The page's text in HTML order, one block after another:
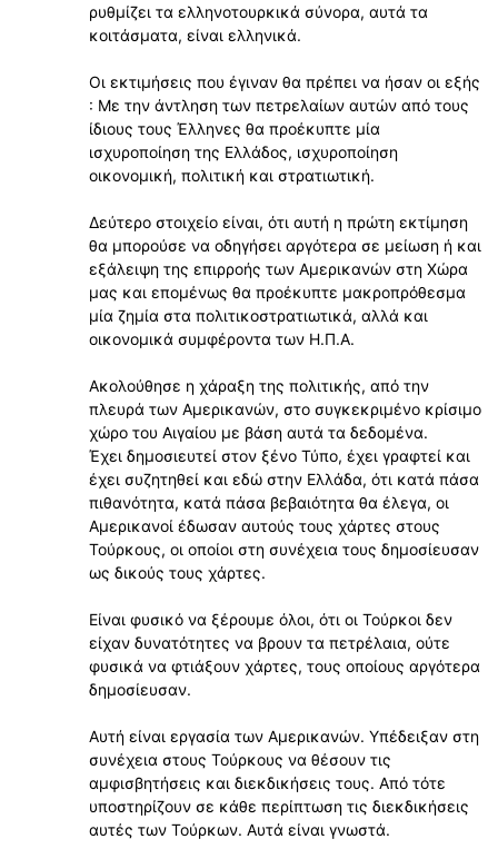
ρυθμίζει τα ελληνοτουρκικά σύνορα, αυτά τα
κοιτάσματα, είναι ελληνικά.
Οι εκτιμήσεις που έγιναν θα πρέπει να ήσαν οι εξής
: Με την άντληση των πετρελαίων αυτών από τους
ίδιους τους Έλληνες θα προέκυπτε μία
ισχυροποίηση της Ελλάδος, ισχυροποίηση
οικονομική, πολιτική και στρατιωτική.
Δεύτερο στοιχείο είναι, ότι αυτή η πρώτη εκτίμηση
θα μπορούσε να οδηγήσει αργότερα σε μείωση ή και
εξάλειψη της επιρροής των Αμερικανών στη Χώρα
μας και επομένως θα προέκυπτε μακροπρόθεσμα
μία ζημία στα πολιτικοστρατιωτικά, αλλά και
οικονομικά συμφέροντα των Η.Π.Α.
Ακολούθησε η χάραξη της πολιτικής, από την
πλευρά των Αμερικανών, στο συγκεκριμένο κρίσιμο
χώρο του Αιγαίου με βάση αυτά τα δεδομένα.
Έχει δημοσιευτεί στον ξένο Τύπο, έχει γραφτεί και
έχει συζητηθεί και εδώ στην Ελλάδα, ότι κατά πάσα
πιθανότητα, κατά πάσα βεβαιότητα θα έλεγα, οι
Αμερικανοί έδωσαν αυτούς τους χάρτες στους
Τούρκους, οι οποίοι στη συνέχεια τους δημοσίευσαν
ως δικούς τους χάρτες.
Είναι φυσικό να ξέρουμε όλοι, ότι οι Τούρκοι δεν
είχαν δυνατότητες να βρουν τα πετρέλαια, ούτε
φυσικά να φτιάξουν χάρτες, τους οποίους αργότερα
δημοσίευσαν.
Αυτή είναι εργασία των Αμερικανών. Υπέδειξαν στη
συνέχεια στους Τούρκους να θέσουν τις
αμφισβητήσεις και διεκδικήσεις τους. Από τότε
υποστηρίζουν σε κάθε περίπτωση τις διεκδικήσεις
αυτές των Τούρκων. Αυτά είναι γνωστά.